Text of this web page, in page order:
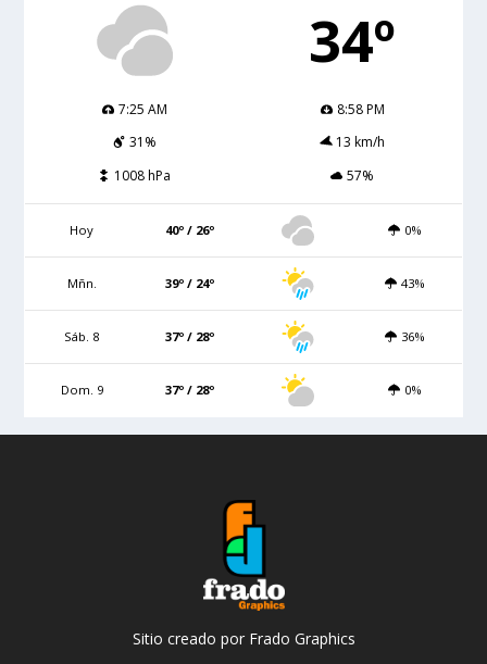
34º
7:25 AM
8:58 PM
31%
13 km/h
1008 hPa
57%
Hoy 40º / 26º 0%
Mñn. 39º / 24º 43%
Sáb. 8 37º / 28º 36%
Dom. 9 37º / 28º 0%
Sitio creado por Frado Graphics